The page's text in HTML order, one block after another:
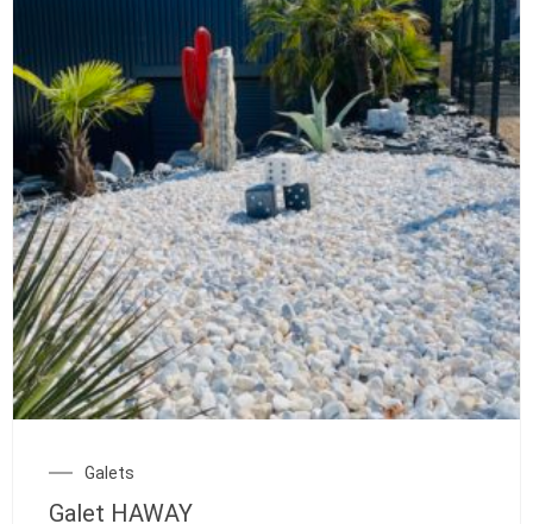
Galets
Galet HAWAY